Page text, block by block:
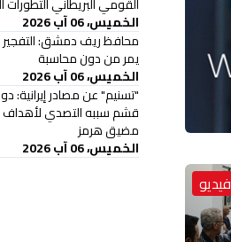
فيديو
الخميس، 06 آب 2026
محافظ ريف دمشق: التفجير
يمر من دون محاسبة
الخميس، 06 آب 2026
"تسنيم" عن مصادر إيرانية:
قشم سببه التصدي
مضيق هرمز
الخميس، 06 آب 2026